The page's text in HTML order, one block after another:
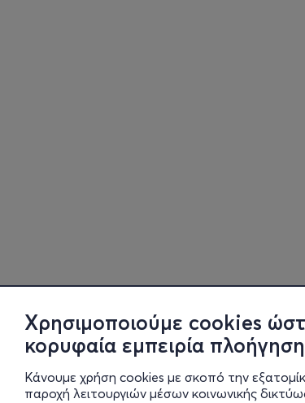
Χρησιμοποιούμε cookies
κορυφαία εμπειρία
Κάνουμε χρήση cookies με σκοπό την
παροχή λειτουργιών μέσων κοινωνικής